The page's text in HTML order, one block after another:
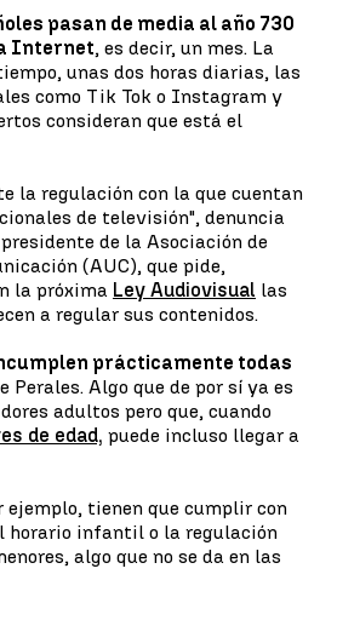
pasan de media al año 730
Internet, es decir, un mes. La
unas dos horas diarias, las
como Tik Tok o Instagram y
consideran que está el
la regulación con la que cuentan
de televisión", denuncia
de la Asociación de
(AUC), que pide,
la próxima Ley Audiovisual las
a regular sus contenidos.
prácticamente todas
Perales. Algo que de por sí ya es
adultos pero que, cuando
de edad, puede incluso llegar a
ejemplo, tienen que cumplir con
horario infantil o la regulación
algo que no se da en las